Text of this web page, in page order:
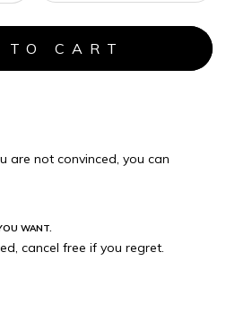
are not convinced, you can
WANT.
cancel free if you regret.